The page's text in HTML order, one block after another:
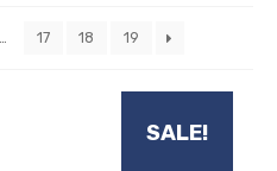
17 18 19
SALE!